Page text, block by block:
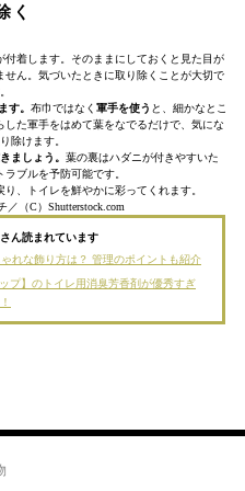
く
着します。そのままにしておくと見た目が
せん。気づいたときに取り除くことが大切で
す。 布巾ではなく 軍手を使う と、細かなとこ
た軍手をはめて葉をなでるだけで、気にな
除けます。
ましょう。 葉の裏はハダニが付きやすいた
ブルを予防可能です。
、トイレを鮮やかに彩ってくれます。
／（C）Shutterstock.com
ん読まれています
れな飾り方は？ 管理のポイントも紹介
プ】のトイレ用消臭芳香剤が優秀すぎ